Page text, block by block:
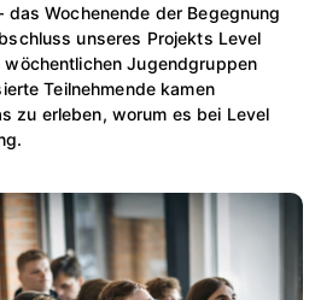
Wochenende der Begegnung
unseres Projekts Level
Jugendgruppen
Teilnehmende kamen
zu erleben, worum es bei Level